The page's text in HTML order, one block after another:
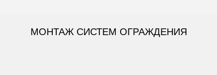
МОНТАЖ СИСТЕМ ОГРАЖДЕНИЯ